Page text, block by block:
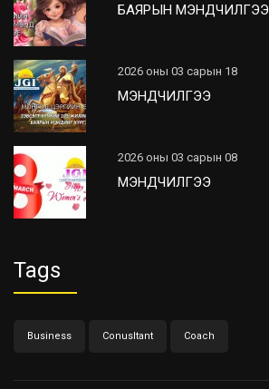
БАЯРЫН МЭНДЧИЛГЭЭ
2026 оны 03 сарын 18
МЭНДЧИЛГЭЭ
2026 оны 03 сарын 08
МЭНДЧИЛГЭЭ
Tags
Business Conusltant Coach